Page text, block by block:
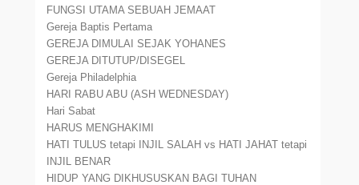
FUNGSI UTAMA SEBUAH JEMAAT
Gereja Baptis Pertama
GEREJA DIMULAI SEJAK YOHANES
GEREJA DITUTUP/DISEGEL
Gereja Philadelphia
HARI RABU ABU (ASH WEDNESDAY)
Hari Sabat
HARUS MENGHAKIMI
HATI TULUS tetapi INJIL SALAH vs HATI JAHAT tetapi
INJIL BENAR
HIDUP YANG DIKHUSUSKAN BAGI TUHAN